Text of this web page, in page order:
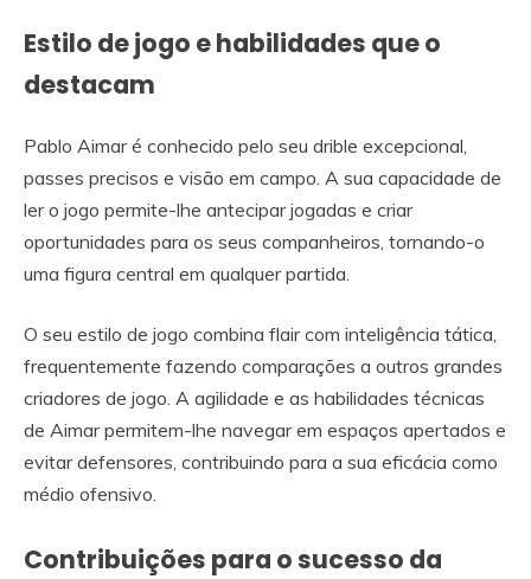
Estilo de jogo e habilidades que o
destacam
Pablo Aimar é conhecido pelo seu drible excepcional,
passes precisos e visão em campo. A sua capacidade de
ler o jogo permite-lhe antecipar jogadas e criar
oportunidades para os seus companheiros, tornando-o
uma figura central em qualquer partida.
O seu estilo de jogo combina flair com inteligência tática,
frequentemente fazendo comparações a outros grandes
criadores de jogo. A agilidade e as habilidades técnicas
de Aimar permitem-lhe navegar em espaços apertados e
evitar defensores, contribuindo para a sua eficácia como
médio ofensivo.
Contribuições para o sucesso da